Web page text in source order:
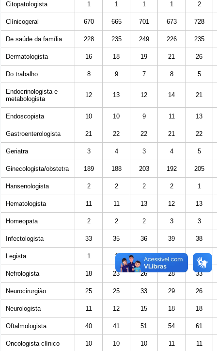
Citopatologista 1 1 1 1 2
Clínicogeral 670 665 701 673 728
De saúde da família 228 235 249 226 235
Dermatologista 16 18 19 21 26
Do trabalho 8 9 7 8 5
Endocrinologista e
metabologista
12 13 12 14 21
Endoscopista 10 10 9 11 13
Gastroenterologista 21 22 22 21 22
Geriatra 3 4 3 4 5
Ginecologista/obstetra 189 188 203 192 205
Hansenologista 2 2 2 2 1
Hematologista 11 11 13 12 13
Homeopata 2 2 2 3 3
Infectologista 33 35 36 39 38
Legista 1 1 1 1 1
Nefrologista 18 23 26 28 33
Neurocirurgião 25 25 33 29 26
Neurologista 11 12 15 18 18
Oftalmologista 40 41 51 54 61
Oncologista clínico 10 10 10 11 11